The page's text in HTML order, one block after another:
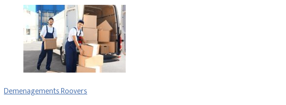
Demenagements Roovers